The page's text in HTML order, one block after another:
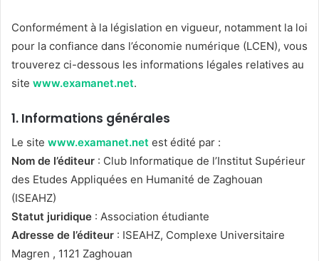
Conformément à la législation en vigueur, notamment la loi
pour la confiance dans l’économie numérique (LCEN), vous
trouverez ci-dessous les informations légales relatives au
site www.examanet.net.
1. Informations générales
Le site www.examanet.net est édité par :
Nom de l’éditeur : Club Informatique de l’Institut Supérieur
des Etudes Appliquées en Humanité de Zaghouan
(ISEAHZ)
Statut juridique : Association étudiante
Adresse de l’éditeur : ISEAHZ, Complexe Universitaire
Magren , 1121 Zaghouan